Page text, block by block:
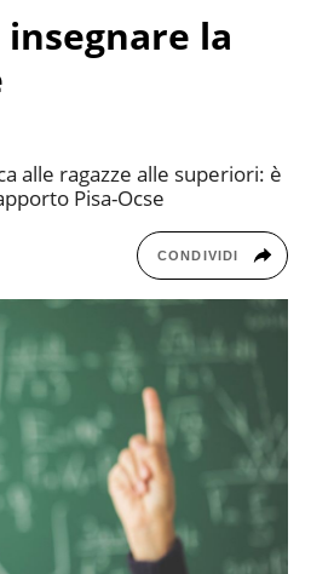
la
alle ragazze alle superiori: è
Pisa-Ocse
CONDIVIDI